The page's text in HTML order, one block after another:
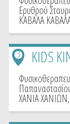
Ερυθρού
ΚΑΒΑΛΑ
KIDS
3
ΧΑΝΙΑ ΧΑΝΙΩΝ,